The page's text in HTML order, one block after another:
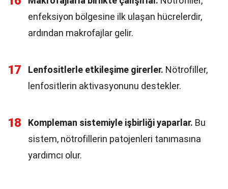
enfeksiyon bölgesine ilk ulaşan hücrelerdir,
ardından makrofajlar gelir.
17 Lenfositlerle etkileşime girerler. Nötrofiller,
lenfositlerin aktivasyonunu destekler.
18 Kompleman sistemiyle işbirliği yaparlar. Bu
sistem, nötrofillerin patojenleri tanımasına
yardımcı olur.